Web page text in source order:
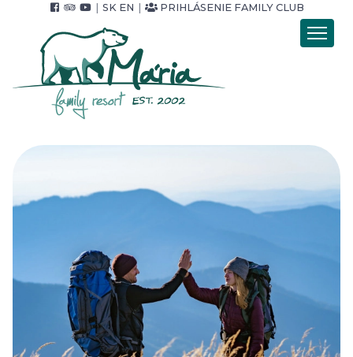
SK EN PRIHLÁSENIE FAMILY CLUB
Úvod
Ubytovanie
Stravovanie
Wellness
Cenník
Foto & video
Okolie & služby
Pre Firmy
Kontakt